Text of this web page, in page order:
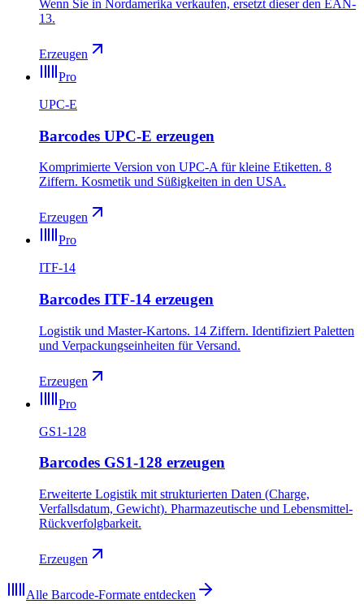
Wenn Sie in Nordamerika verkaufen, ersetzt dieser den EAN-
13.
Erzeugen
Pro
UPC-E
Barcodes UPC-E erzeugen
Komprimierte Version von UPC-A für kleine Etiketten. 8
Ziffern. Kosmetik und Süßigkeiten in den USA.
Erzeugen
Pro
ITF-14
Barcodes ITF-14 erzeugen
Logistik und Master-Kartons. 14 Ziffern. Identifiziert Paletten
und Verpackungseinheiten für Versand.
Erzeugen
Pro
GS1-128
Barcodes GS1-128 erzeugen
Erweiterte Logistik mit strukturierten Daten (Charge,
Verfallsdatum, Gewicht). Pharmazeutische und Lebensmittel-
Rückverfolgbarkeit.
Erzeugen
Alle Barcode-Formate entdecken